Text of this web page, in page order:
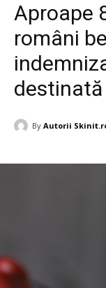
Aproape
români
By Autorii